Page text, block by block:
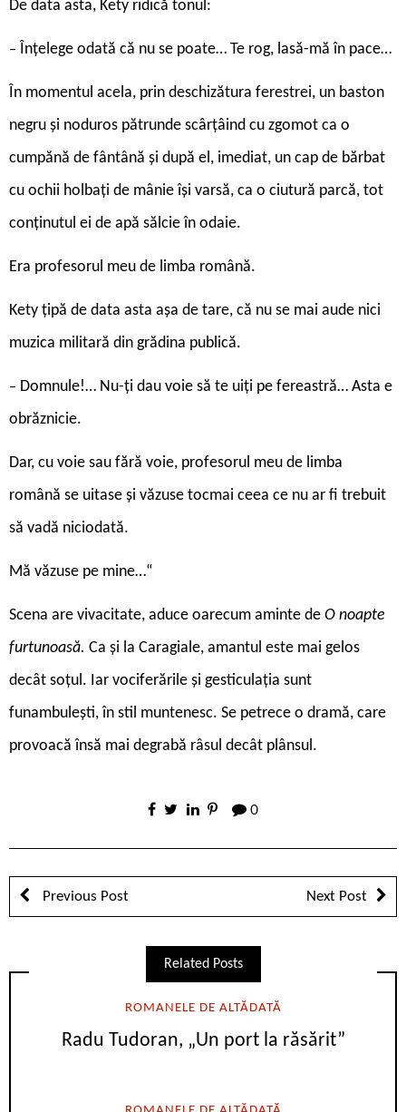
De data asta, Kety ridică tonul:
– Înțelege odată că nu se poate… Te rog, lasă-mă în pace…
În momentul acela, prin deschizătura ferestrei, un baston
negru și noduros pătrunde scârțâind cu zgomot ca o
cumpănă de fântână și după el, imediat, un cap de bărbat
cu ochii holbați de mânie își varsă, ca o ciutură parcă, tot
conținutul ei de apă sălcie în odaie.
Era profesorul meu de limba română.
Kety țipă de data asta așa de tare, că nu se mai aude nici
muzica militară din grădina publică.
– Domnule!… Nu-ți dau voie să te uiți pe fereastră… Asta e
obrăznicie.
Dar, cu voie sau fără voie, profesorul meu de limba
română se uitase și văzuse tocmai ceea ce nu ar fi trebuit
să vadă niciodată.
Mă văzuse pe mine…“
Scena are vivacitate, aduce oarecum aminte de O noapte
furtunoasă. Ca și la Caragiale, amantul este mai gelos
decât soțul. Iar vociferările și gesticulația sunt
funambulești, în stil muntenesc. Se petrece o dramă, care
provoacă însă mai degrabă râsul decât plânsul.
0
Previous Post Next Post
Related Posts
ROMANELE DE ALTĂDATĂ
Radu Tudoran, „Un port la răsărit”